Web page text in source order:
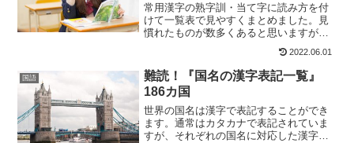
常用漢字の熟字訓・当て字に読み方を付
けて一覧表で見やすくまとめました。見
慣れたものが数多くあると思いますが実
込めてここで一度チェックしてみては如
何でしょうか？
2022.06.01
国語
難読！『国名の漢字表記一覧』
186カ国
世界の国名は漢字で表記することができ
ます。通常はカタカナで表記されていま
すが、それぞれの国名に対応した漢字が